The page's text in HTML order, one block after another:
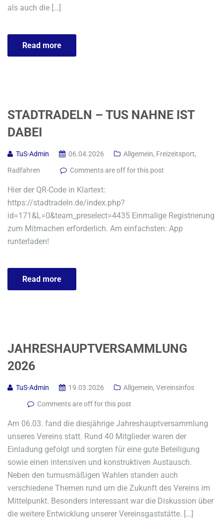
als auch die […]
Read more
STADTRADELN – TUS NAHNE IST
DABEI
TuS-Admin 06.04.2026 Allgemein, Freizeitsport,
Radfahren Comments are off for this post
Hier der QR-Code in Klartext:
https://stadtradeln.de/index.php?
id=171&L=0&team_preselect=4435 Einmalige Registrierung
zum Mitmachen erforderlich. Am einfachsten: App
runterladen!
Read more
JAHRESHAUPTVERSAMMLUNG
2026
TuS-Admin 19.03.2026 Allgemein, Vereinsinfos
Comments are off for this post
Am 06.03. fand die diesjährige Jahreshauptversammlung
unseres Vereins statt. Rund 40 Mitglieder waren der
Einladung gefolgt und sorgten für eine gute Beteiligung
sowie einen intensiven und konstruktiven Austausch.
Neben den turnusmäßigen Wahlen standen auch
verschiedene Themen rund um die Zukunft des Vereins im
Mittelpunkt. Besonders interessant war die Diskussion über
die weitere Entwicklung unserer Vereinsgaststätte. […]